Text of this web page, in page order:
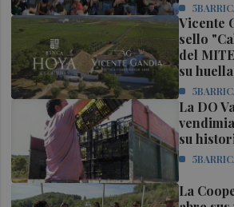
Vicente
sello
del
su
La DO
su
La